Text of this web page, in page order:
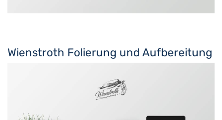
Wienstroth Folierung und Aufbereitung